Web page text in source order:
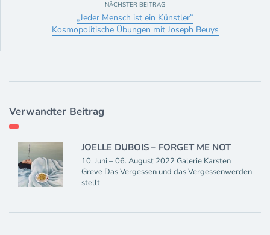
NÄCHSTER BEITRAG
„Jeder Mensch ist ein Künstler”
Kosmopolitische Übungen mit Joseph Beuys
Verwandter Beitrag
JOELLE DUBOIS – FORGET ME NOT
10. Juni – 06. August 2022 Galerie Karsten
Greve Das Vergessen und das Vergessenwerden
stellt